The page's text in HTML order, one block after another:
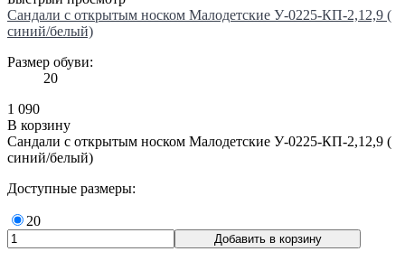
Сандали с открытым носком Малодетские У-0225-КП-2,12,9 (
синий/белый)
Размер обуви:
20
1 090
В корзину
Сандали с открытым носком Малодетские У-0225-КП-2,12,9 (
синий/белый)
Доступные размеры:
20